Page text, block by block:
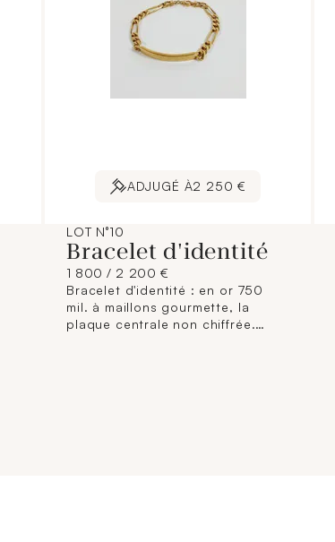
ADJUGÉ À2 250 €
LOT N°10
Bracelet d'identité
1 800 / 2 200 €
Bracelet d'identité : en or 750
mil. à maillons gourmette, la
plaque centrale non chiffrée.